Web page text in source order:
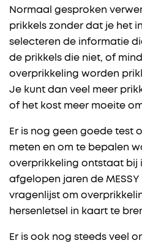
Normaal gesproken
prikkels zonder dat je het
selecteren de informatie
de prikkels die niet, of
overprikkeling worden
Je kunt dan veel meer
of het kost meer moeite
Er is nog geen goede test
meten en om te bepalen
overprikkeling ontstaat bij
afgelopen jaren de
vragenlijst om
hersenletsel in kaart te
Er is ook nog steeds veel